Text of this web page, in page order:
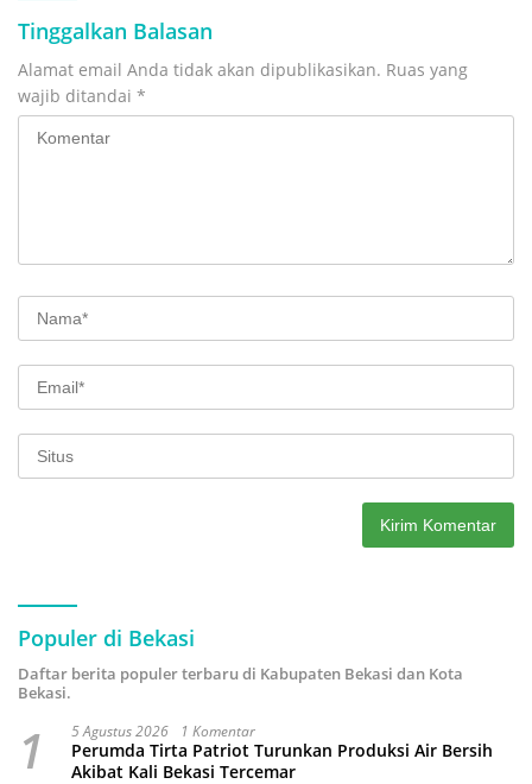
Tinggalkan Balasan
Alamat email Anda tidak akan dipublikasikan. Ruas yang
wajib ditandai *
Populer di Bekasi
Daftar berita populer terbaru di Kabupaten Bekasi dan Kota
Bekasi.
1 5 Agustus 2026 1 Komentar
Perumda Tirta Patriot Turunkan Produksi Air Bersih
Akibat Kali Bekasi Tercemar